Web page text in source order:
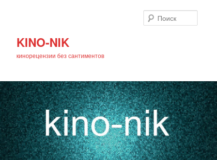
KINO-NIK
кинорецензии без сантиментов